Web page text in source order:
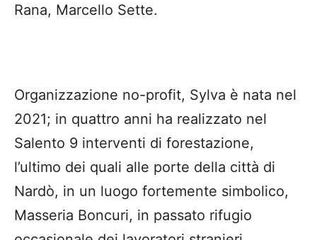
Rana, Marcello Sette.
Organizzazione no-profit, Sylva è nata nel
2021; in quattro anni ha realizzato nel
Salento 9 interventi di forestazione,
l’ultimo dei quali alle porte della città di
Nardò, in un luogo fortemente simbolico,
Masseria Boncuri, in passato rifugio